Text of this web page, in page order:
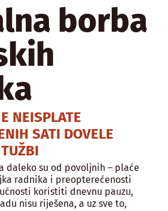
borba
NEISPLATE
SATI DOVELE
daleko su od povoljnih – plaće
radnika i preopterećenosti
koristiti dnevnu pauzu,
nisu riješena, a uz sve to,